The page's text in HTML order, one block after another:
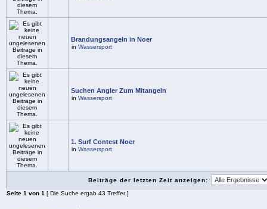
Brandungsangeln in Noer
in Wassersport
Suchen Angler Zum Mitangeln
in Wassersport
1. Surf Contest Noer
in Wassersport
Beiträge der letzten Zeit anzeigen:
Seite 1 von 1 [ Die Suche ergab 43 Treffer ]